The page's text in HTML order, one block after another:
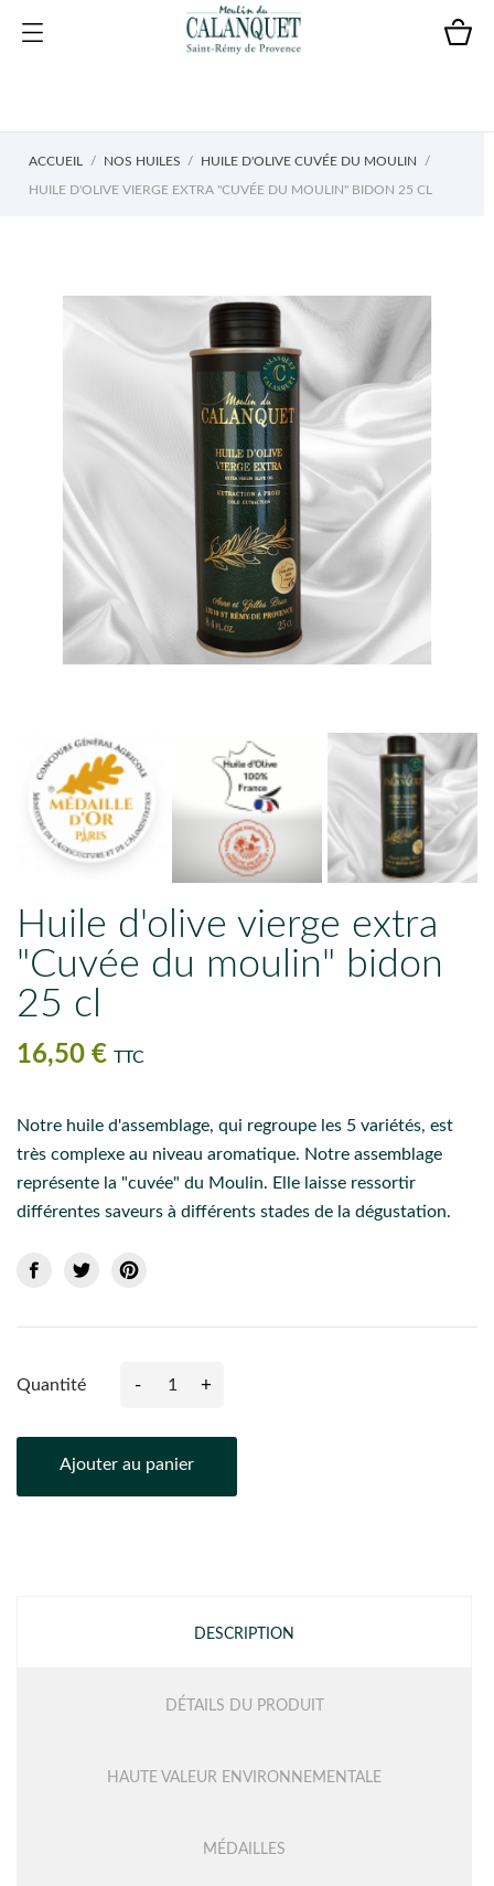
ACCUEIL NOS HUILES HUILE D'OLIVE CUVÉE DU MOULIN
HUILE D'OLIVE VIERGE EXTRA "CUVÉE DU MOULIN" BIDON 25 CL
Huile d'olive vierge extra
"Cuvée du moulin" bidon
25 cl
16,50 € TTC
Notre huile d'assemblage, qui regroupe les 5 variétés, est
très complexe au niveau aromatique. Notre assemblage
représente la "cuvée" du Moulin. Elle laisse ressortir
différentes saveurs à différents stades de la dégustation.
Quantité - +
Ajouter au panier
DESCRIPTION
DÉTAILS DU PRODUIT
HAUTE VALEUR ENVIRONNEMENTALE
MÉDAILLES